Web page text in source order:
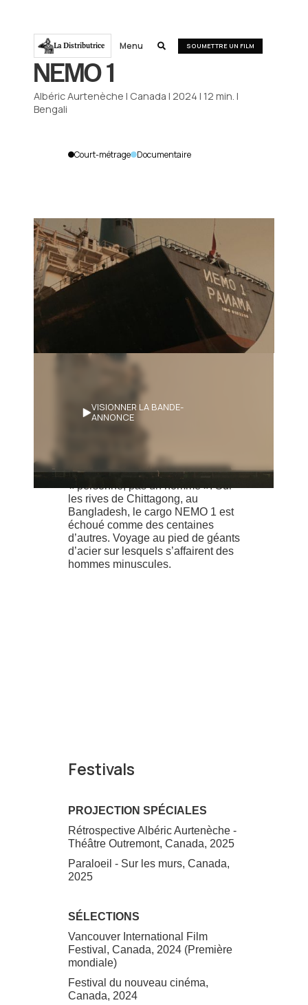
La Distributrice Menu  SOUMETTRE UN FILM
NEMO 1
Albéric Aurtenèche | Canada |2024 |12 min. |
Bengali
Court-métrage Documentaire
VISIONNER LA BANDE-
ANNONCE
Synopsis
Nemo est le nom du fameux
sous les mers, nommé par Jules
Verne d’après le mot latin signifiant
« personne, pas un homme ». Sur
les rives de Chittagong, au
Bangladesh, le cargo NEMO 1 est
échoué comme des centaines
d’autres. Voyage au pied de géants
d’acier sur lesquels s’affairent des
hommes minuscules.
Festivals
PROJECTION SPÉCIALES
Rétrospective Albéric Aurtenèche -
Théâtre Outremont, Canada, 2025
Paraloeil - Sur les murs, Canada,
2025
SÉLECTIONS
Vancouver International Film
Festival, Canada, 2024 (Première
mondiale)
Festival du nouveau cinéma,
Canada, 2024